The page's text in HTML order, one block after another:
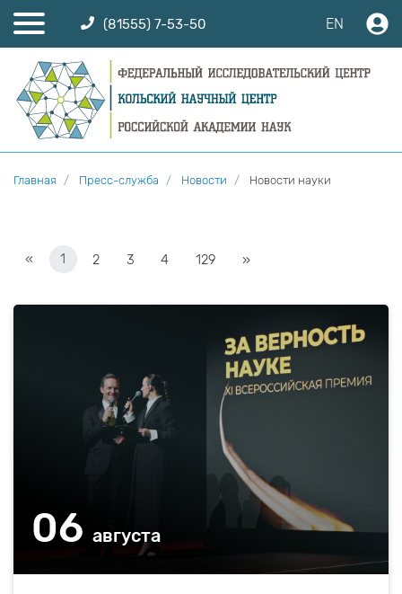
(81555) 7-53-50 EN
Главная Пресс-служба Новости Новости науки
« 1 2 3 4 129 »
06 августа